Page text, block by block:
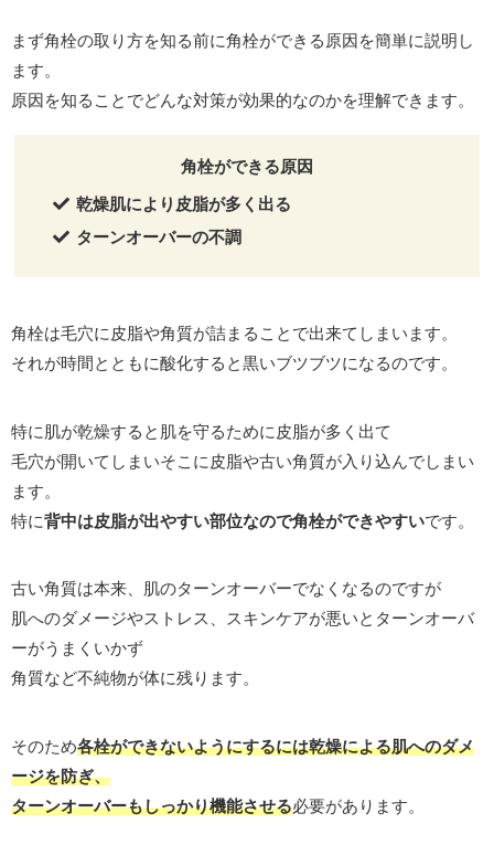
まず角栓の取り方を知る前に角栓ができる原因を簡単に説明し
ます。
原因を知ることでどんな対策が効果的なのかを理解できます。
角栓ができる原因
乾燥肌により 皮脂が多く出る
ターンオーバーの不調
角栓は毛穴に皮脂や角質が詰まることで出来てしまいます。
それが時間とともに酸化すると黒いブツブツになるのです。
特に肌が乾燥すると肌を守るために皮脂が多く出て
毛穴が開いてしまいそこに皮脂や古い角質が入り込んでしまい
ます。
特に背中は皮脂が出やすい部位なので角栓ができやすいです。
古い角質は本来、肌のターンオーバーでなくなるのですが
肌へのダメージやストレス、スキンケアが悪いとターンオーバ
ーがうまくいかず
角質など不純物が体に残ります。
そのため各栓ができないようにするには乾燥による肌へのダメ
ージを防ぎ、
ターンオーバーもしっかり機能させる必要があります。